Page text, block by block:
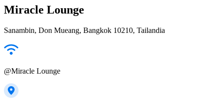
Miracle Lounge
Sanambin, Don Mueang, Bangkok 10210, Tailandia
@Miracle Lounge